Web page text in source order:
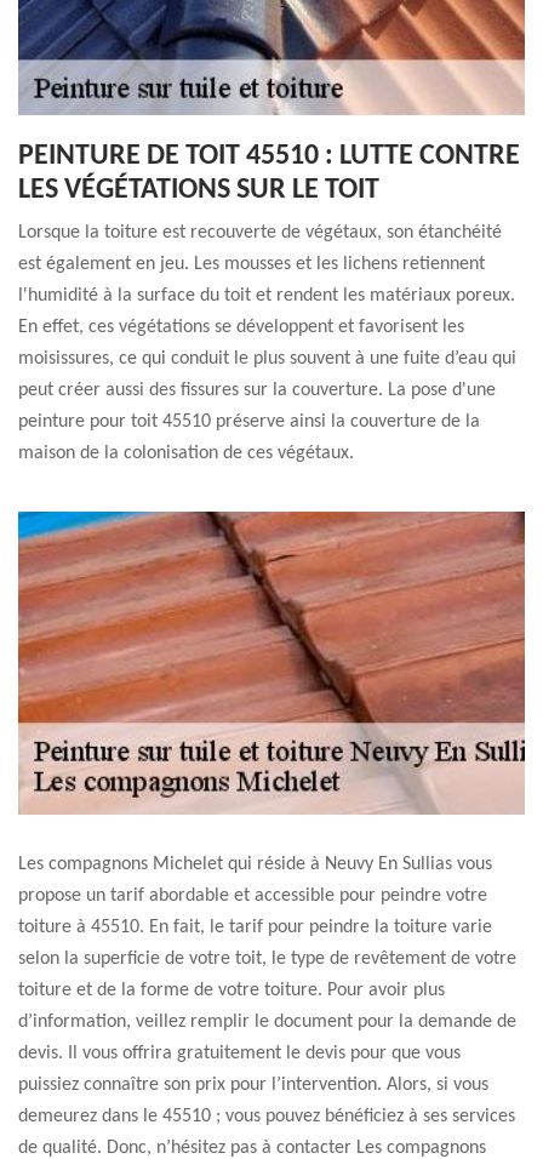
PEINTURE DE TOIT 45510 : LUTTE CONTRE
LES VÉGÉTATIONS SUR LE TOIT
Lorsque la toiture est recouverte de végétaux, son étanchéité
est également en jeu. Les mousses et les lichens retiennent
l'humidité à la surface du toit et rendent les matériaux poreux.
En effet, ces végétations se développent et favorisent les
moisissures, ce qui conduit le plus souvent à une fuite d’eau qui
peut créer aussi des fissures sur la couverture. La pose d'une
peinture pour toit 45510 préserve ainsi la couverture de la
maison de la colonisation de ces végétaux.
Les compagnons Michelet qui réside à Neuvy En Sullias vous
propose un tarif abordable et accessible pour peindre votre
toiture à 45510. En fait, le tarif pour peindre la toiture varie
selon la superficie de votre toit, le type de revêtement de votre
toiture et de la forme de votre toiture. Pour avoir plus
d’information, veillez remplir le document pour la demande de
devis. Il vous offrira gratuitement le devis pour que vous
puissiez connaître son prix pour l’intervention. Alors, si vous
demeurez dans le 45510 ; vous pouvez bénéficiez à ses services
de qualité. Donc, n’hésitez pas à contacter Les compagnons